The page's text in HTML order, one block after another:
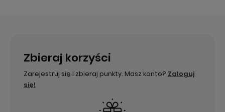
Zbieraj korzyści
Zarejestruj się i zbieraj punkty. Masz konto? Zaloguj
się!